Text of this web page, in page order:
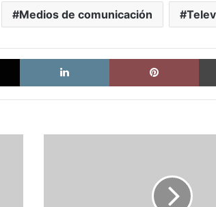
Medios de comunicación
X LinkedIn